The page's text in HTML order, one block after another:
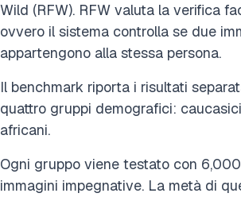
Wild (RFW). RFW valuta la verifica
ovvero il sistema controlla se due
appartengono alla stessa persona.
Il benchmark riporta i risultati
quattro gruppi demografici:
africani.
Ogni gruppo viene testato con
immagini impegnative. La metà di